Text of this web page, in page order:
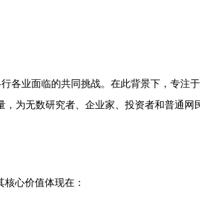
各业面临的共同挑战。在此背景下，专注
为无数研究者、企业家、投资者和普通网
心价值体现在：